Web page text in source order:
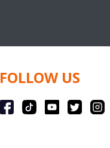
FOLLOW US